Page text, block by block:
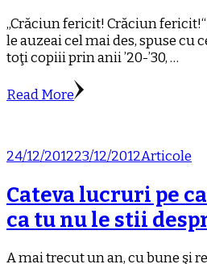
„Crăciun fericit! Crăciun
le auzeai cel mai des, spuse cu
toţi copiii prin anii ’20-’30, …
Read More
24/12/201223/12/2012Articole
Cateva lucruri pe
ca tu nu le stii
A mai trecut un an, cu bune şi